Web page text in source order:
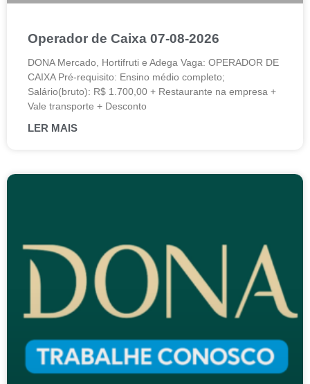
Operador de Caixa 07-08-2026
DONA Mercado, Hortifruti e Adega Vaga: OPERADOR DE
CAIXA Pré-requisito: Ensino médio completo;
Salário(bruto): R$ 1.700,00 + Restaurante na empresa +
Vale transporte + Desconto
LER MAIS